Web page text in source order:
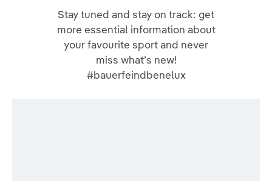
Stay tuned and stay on track: get
more essential information about
your favourite sport and never
miss what’s new!
#bauerfeindbenelux